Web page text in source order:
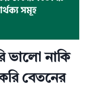
ভালো নাকি
বেতনের